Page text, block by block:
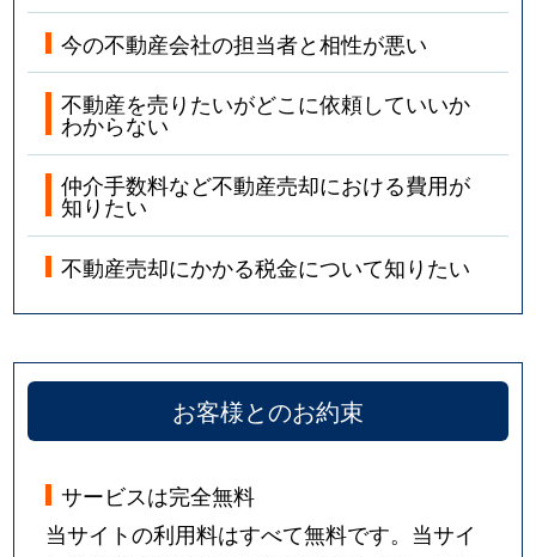
今の不動産会社の担当者と相性が悪い
不動産を売りたいがどこに依頼していいか
わからない
仲介手数料など不動産売却における費用が
知りたい
不動産売却にかかる税金について知りたい
お客様とのお約束
サービスは完全無料
当サイトの利用料はすべて無料です。当サイ